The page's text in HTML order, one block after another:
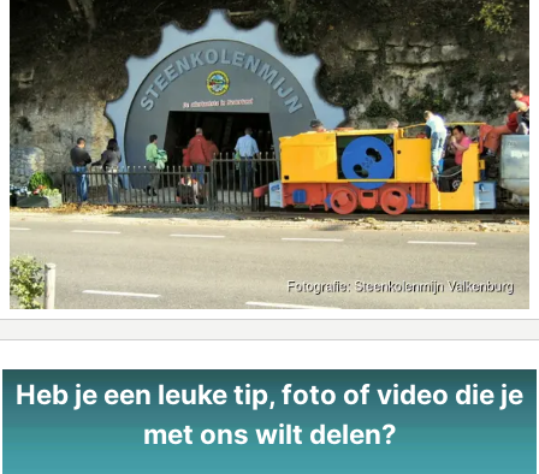
Heb je een leuke tip, foto of video die je
met ons wilt delen?